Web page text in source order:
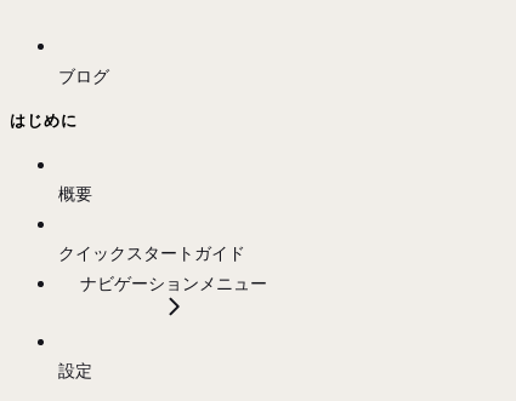
ブログ
はじめに
概要
クイックスタートガイド
ナビゲーションメニュー
設定